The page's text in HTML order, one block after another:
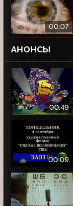
00:07
АНОНСЫ
00:49
00:09